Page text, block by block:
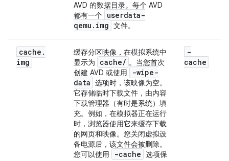
AVD 的数据目录。每个 AVD
都有一个 userdata-
qemu.img 文件。
cache .
img
缓存分区映像，在模拟系统中
显示为
cache/ 。当您首次
创建 AVD 或使用
-wipe-
data 选项时，该映像为空。
它存储临时下载文件，由内容
下载管理器（有时是系统）填
充。例如，在模拟器正在运行
时，浏览器使用它来缓存下载
的网页和映像。您关闭虚拟设
备电源后，该文件会被删除。
您可以使用
-cache 选项保
-
cache